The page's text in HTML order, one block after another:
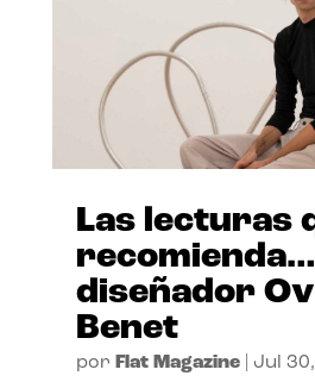
Las lecturas
diseñador
Benet
por Flat Magazine| Jul